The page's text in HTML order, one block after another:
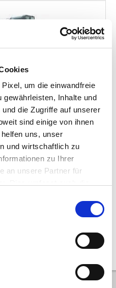
um die einwandfreie
gewährleisten, Inhalte und
die Zugriffe auf unserer
sind einige von ihnen
uns, unser
und wirtschaftlich zu
zu Ihrer
an unsere Partner für
Informationen
Daten zusammen, die Sie
welche Sie im Rahmen Ihrer
Ihre Einwilligung
Zwecken eine
SV 18
Poids (kg):
1.975
Numéro de référence: 20005325
19.250,00 €
22.907,50 € (brut, 19% TVA incl.)
Ajouter à la liste des